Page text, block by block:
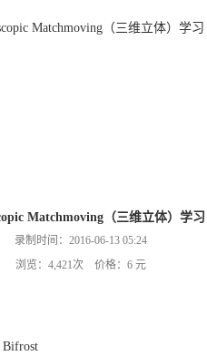
Matchmoving（三维立体）学习
录制时间：2016-06-13 05:24
浏览：4,421次 价格：6 元